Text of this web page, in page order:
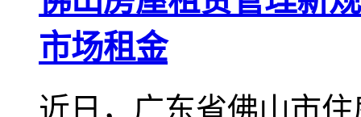
市场租金
近日，广东省佛山市